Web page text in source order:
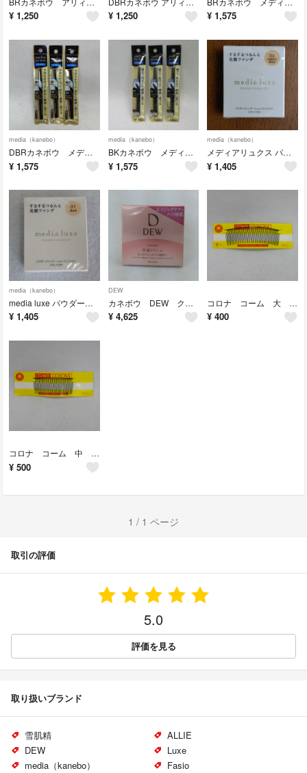
¥ 1,250 ¥ 1,250 ¥ 1,575
media（kanebo）
DBRカネボウ メディア アイブロウペンシル ダークブラウン 3本セット
¥ 1,575
media（kanebo）
BKカネボウ メディア アイブロウペンシル ナチュラルブラック 3本セット
¥ 1,575
media（kanebo）
メディアリュクス パウダーファンデーション 02 中間的な明るさ
¥ 1,405
media（kanebo）
media luxe パウダーファンデーション 01 明るめ レフィル
¥ 1,405
DEW
カネボウ DEW クリーム 30g
¥ 4,625
コロナ コーム 大 ２枚セット
¥ 400
コロナ コーム 中 ３枚セット
¥ 500
1 / 1 ページ
取引の評価
5.0
評価を見る
取り扱いブランド
雪肌精
ALLIE
DEW
Luxe
media（kanebo）
Fasio